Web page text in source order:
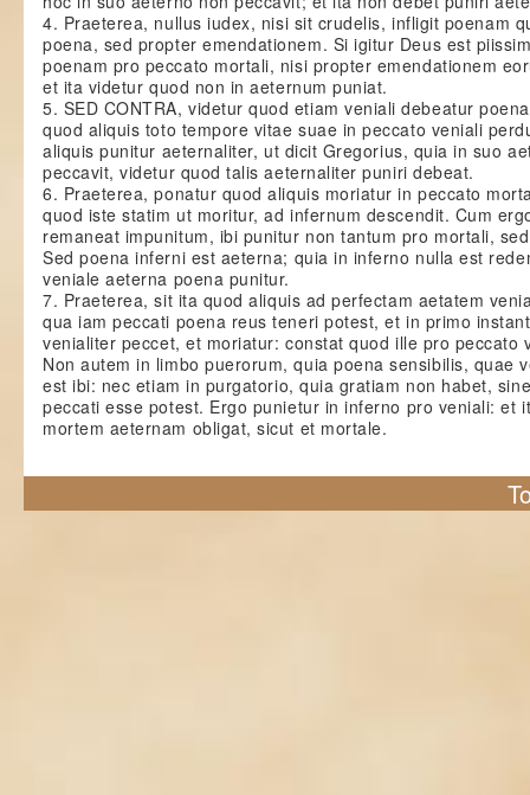
4. Praeterea, nullus iudex, nisi sit crudelis, infligit poenam
poena, sed propter emendationem. Si igitur Deus est
poenam pro peccato mortali, nisi propter emendationem
et ita videtur quod non in aeternum puniat.
5. SED CONTRA, videtur quod etiam veniali debeatur
quod aliquis toto tempore vitae suae in peccato veniali
aliquis punitur aeternaliter, ut dicit Gregorius, quia in suo
peccavit, videtur quod talis aeternaliter puniri debeat.
6. Praeterea, ponatur quod aliquis moriatur in peccato
quod iste statim ut moritur, ad infernum descendit. Cum
remaneat impunitum, ibi punitur non tantum pro mortali,
Sed poena inferni est aeterna; quia in inferno nulla est
veniale aeterna poena punitur.
7. Praeterea, sit ita quod aliquis ad perfectam aetatem
qua iam peccati poena reus teneri potest, et in primo
venialiter peccet, et moriatur: constat quod ille pro peccato
Non autem in limbo puerorum, quia poena sensibilis, quae
est ibi: nec etiam in purgatorio, quia gratiam non habet,
peccati esse potest. Ergo punietur in inferno pro veniali: et
mortem aeternam obligat, sicut et mortale.